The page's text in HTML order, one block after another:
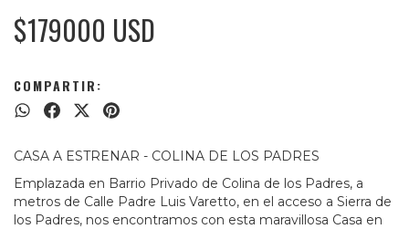
$179000 USD
COMPARTIR:
CASA A ESTRENAR - COLINA DE LOS PADRES
Emplazada en Barrio Privado de Colina de los Padres, a
metros de Calle Padre Luis Varetto, en el acceso a Sierra de
los Padres, nos encontramos con esta maravillosa Casa en